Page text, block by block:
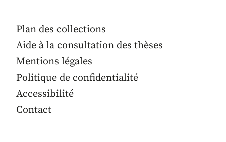
Plan des collections
Aide à la consultation des thèses
Mentions légales
Politique de confidentialité
Accessibilité
Contact